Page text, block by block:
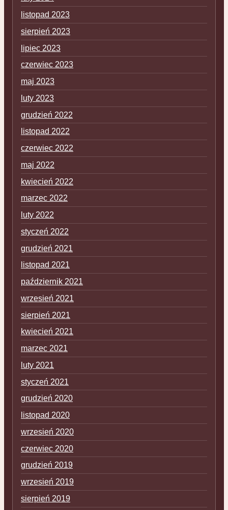
listopad 2023
sierpień 2023
lipiec 2023
czerwiec 2023
maj 2023
luty 2023
grudzień 2022
listopad 2022
czerwiec 2022
maj 2022
kwiecień 2022
marzec 2022
luty 2022
styczeń 2022
grudzień 2021
listopad 2021
październik 2021
wrzesień 2021
sierpień 2021
kwiecień 2021
marzec 2021
luty 2021
styczeń 2021
grudzień 2020
listopad 2020
wrzesień 2020
czerwiec 2020
grudzień 2019
wrzesień 2019
sierpień 2019